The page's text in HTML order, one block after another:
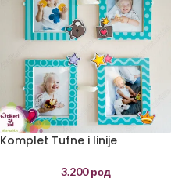
Komplet Tufne i linije
3.200рсд